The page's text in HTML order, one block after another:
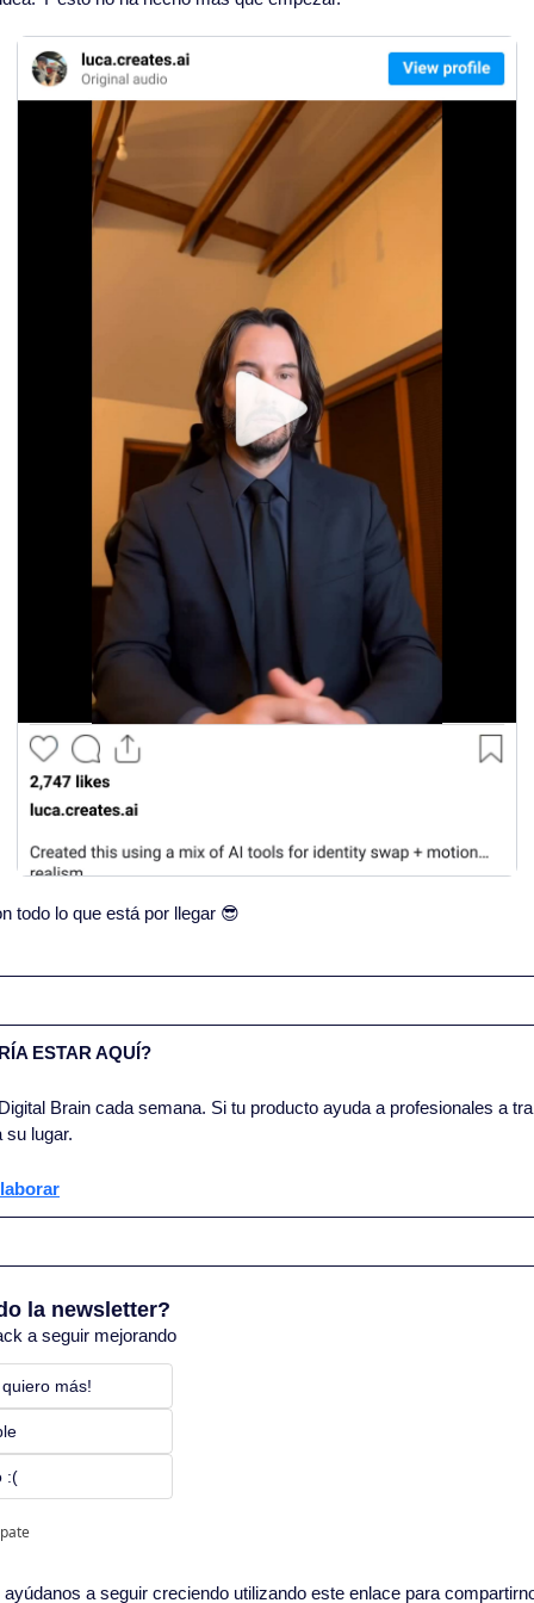
todo lo que está por llegar 😎
ESTAR AQUÍ?
Brain cada semana. Si tu producto ayuda a profesionales a
su lugar.
la newsletter?
a seguir mejorando
más!
:(
a seguir creciendo utilizando este enlace para